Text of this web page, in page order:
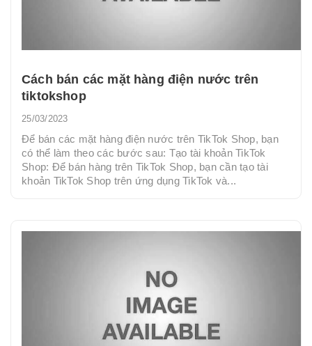
Cách bán các mặt hàng điện nước trên
tiktokshop
25/03/2023
Để bán các mặt hàng điện nước trên TikTok Shop, bạn
có thể làm theo các bước sau: Tạo tài khoản TikTok
Shop: Để bán hàng trên TikTok Shop, bạn cần tạo tài
khoản TikTok Shop trên ứng dụng TikTok và...